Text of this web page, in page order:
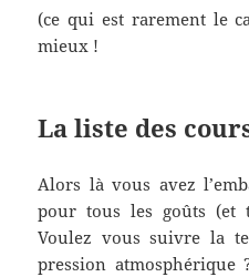
(ce qui est rarement le
mieux !
La liste des
Alors là vous avez
pour tous les goûts (et
Voulez vous suivre la
pression atmosphérique